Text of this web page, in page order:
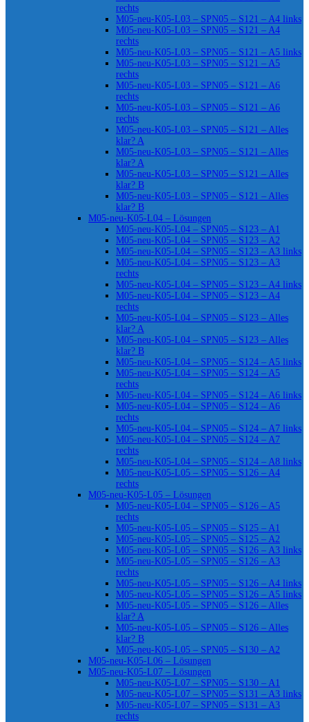
rechts
M05-neu-K05-L03 – SPN05 – S121 – A4 links
M05-neu-K05-L03 – SPN05 – S121 – A4
rechts
M05-neu-K05-L03 – SPN05 – S121 – A5 links
M05-neu-K05-L03 – SPN05 – S121 – A5
rechts
M05-neu-K05-L03 – SPN05 – S121 – A6
rechts
M05-neu-K05-L03 – SPN05 – S121 – A6
rechts
M05-neu-K05-L03 – SPN05 – S121 – Alles
klar? A
M05-neu-K05-L03 – SPN05 – S121 – Alles
klar? A
M05-neu-K05-L03 – SPN05 – S121 – Alles
klar? B
M05-neu-K05-L03 – SPN05 – S121 – Alles
klar? B
M05-neu-K05-L04 – Lösungen
M05-neu-K05-L04 – SPN05 – S123 – A1
M05-neu-K05-L04 – SPN05 – S123 – A2
M05-neu-K05-L04 – SPN05 – S123 – A3 links
M05-neu-K05-L04 – SPN05 – S123 – A3
rechts
M05-neu-K05-L04 – SPN05 – S123 – A4 links
M05-neu-K05-L04 – SPN05 – S123 – A4
rechts
M05-neu-K05-L04 – SPN05 – S123 – Alles
klar? A
M05-neu-K05-L04 – SPN05 – S123 – Alles
klar? B
M05-neu-K05-L04 – SPN05 – S124 – A5 links
M05-neu-K05-L04 – SPN05 – S124 – A5
rechts
M05-neu-K05-L04 – SPN05 – S124 – A6 links
M05-neu-K05-L04 – SPN05 – S124 – A6
rechts
M05-neu-K05-L04 – SPN05 – S124 – A7 links
M05-neu-K05-L04 – SPN05 – S124 – A7
rechts
M05-neu-K05-L04 – SPN05 – S124 – A8 links
M05-neu-K05-L05 – SPN05 – S126 – A4
rechts
M05-neu-K05-L05 – Lösungen
M05-neu-K05-L04 – SPN05 – S126 – A5
rechts
M05-neu-K05-L05 – SPN05 – S125 – A1
M05-neu-K05-L05 – SPN05 – S125 – A2
M05-neu-K05-L05 – SPN05 – S126 – A3 links
M05-neu-K05-L05 – SPN05 – S126 – A3
rechts
M05-neu-K05-L05 – SPN05 – S126 – A4 links
M05-neu-K05-L05 – SPN05 – S126 – A5 links
M05-neu-K05-L05 – SPN05 – S126 – Alles
klar? A
M05-neu-K05-L05 – SPN05 – S126 – Alles
klar? B
M05-neu-K05-L05 – SPN05 – S130 – A2
M05-neu-K05-L06 – Lösungen
M05-neu-K05-L07 – Lösungen
M05-neu-K05-L07 – SPN05 – S130 – A1
M05-neu-K05-L07 – SPN05 – S131 – A3 links
M05-neu-K05-L07 – SPN05 – S131 – A3
rechts